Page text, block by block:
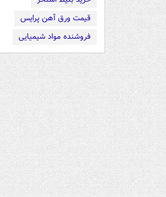
قیمت ورق آهن پرایس
فروشنده مواد شیمیایی